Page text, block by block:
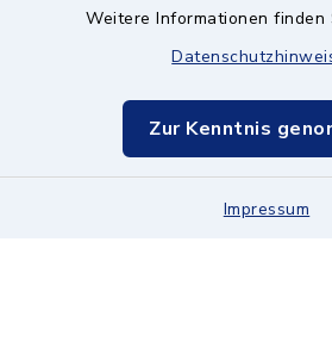
Weitere Informationen finden
Zur Kenntnis
Impressum
Datenschutz
Sitemap